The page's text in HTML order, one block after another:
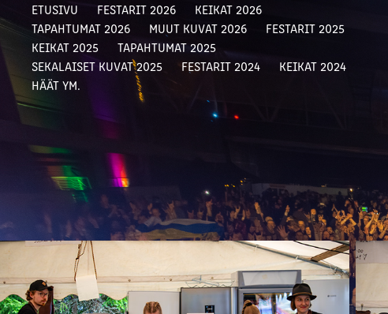
ETUSIVU FESTARIT 2026
KEIKAT 2026
TAPAHTUMAT 2026
MUUT KUVAT 2026
FESTARIT 2025
KEIKAT 2025
TAPAHTUMAT 2025
SEKALAISET KUVAT 2025
FESTARIT 2024
KEIKAT 2024
HÄÄT YM.